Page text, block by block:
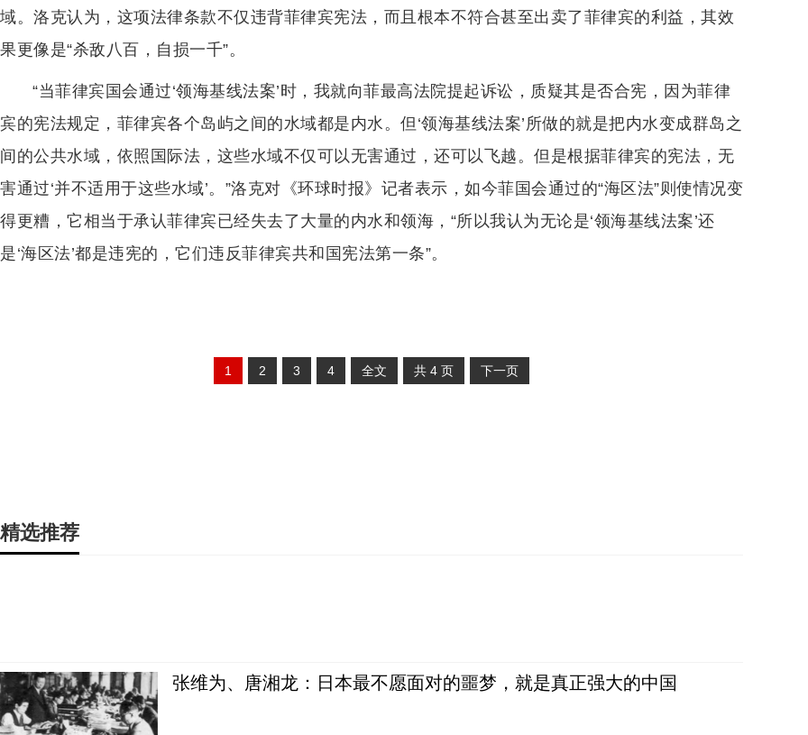
域。洛克认为，这项法律条款不仅违背菲律宾宪法，而且根本不符合甚至出卖了菲律宾的利益，其效
果更像是“杀敌八百，自损一千”。
“当菲律宾国会通过‘领海基线法案’时，我就向菲最高法院提起诉讼，质疑其是否合宪，因为菲律
宾的宪法规定，菲律宾各个岛屿之间的水域都是内水。但‘领海基线法案’所做的就是把内水变成群岛之
间的公共水域，依照国际法，这些水域不仅可以无害通过，还可以飞越。但是根据菲律宾的宪法，无
害通过‘并不适用于这些水域’。”洛克对《环球时报》记者表示，如今菲国会通过的“海区法”则使情况变
得更糟，它相当于承认菲律宾已经失去了大量的内水和领海，“所以我认为无论是‘领海基线法案’还
是‘海区法’都是违宪的，它们违反菲律宾共和国宪法第一条”。
1 2 3 4 全文 共 4 页 下一页
精选推荐
张维为、唐湘龙：日本最不愿面对的噩梦，就是真正强大的中国